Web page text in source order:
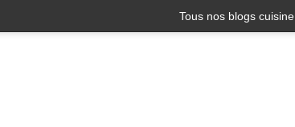
Tous nos blogs cuisine